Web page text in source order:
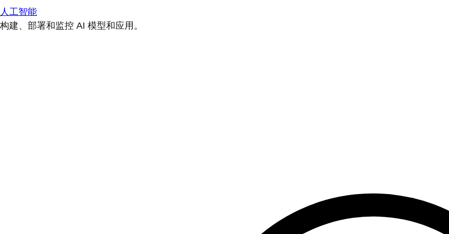
人工智能
构建、部署和监控 AI 模型和应用。